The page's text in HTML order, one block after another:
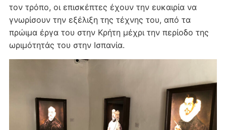
τον τρόπο, οι επισκέπτες έχουν την ευκαιρία να
γνωρίσουν την εξέλιξη της τέχνης του, από τα
πρώιμα έργα του στην Κρήτη μέχρι την περίοδο της
ωριμότητάς του στην Ισπανία.